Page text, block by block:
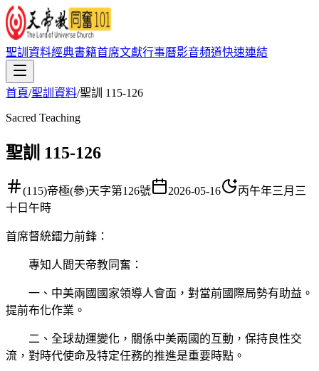
聖訓資料經典書籍首席文獻行事曆影音頻道快速連結
首頁/聖訓資料/聖訓 115-126
Sacred Teaching
聖訓 115-126
(115)帝極(參)天字第126號 2026-05-16
丙午年三月三
十日午時
首席督統鐳力前鋒 ：
專知人間天帝教同奮：
一、中美兩國國家領導人會面，對當前國際局勢有助益。
提前布化作業。
二、全球劫運變化，關係中美兩國的互動，保持良性交
流，對時代使命及特定任務的推進是重要時點。